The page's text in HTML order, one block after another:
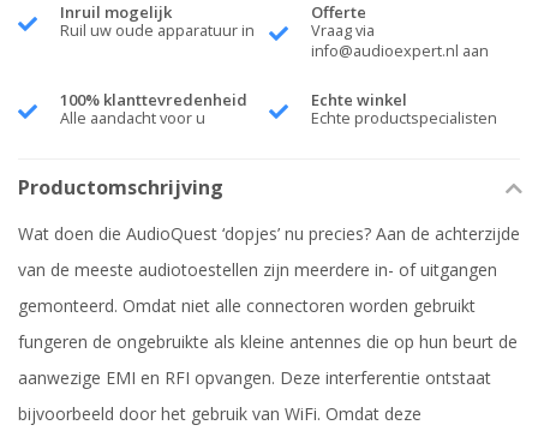
Inruil mogelijk
Ruil uw oude apparatuur in
Offerte
Vraag via
info@audioexpert.nl aan
100% klanttevredenheid
Alle aandacht voor u
Echte winkel
Echte productspecialisten
Productomschrijving
Wat doen die AudioQuest ‘dopjes’ nu precies? Aan de achterzijde
van de meeste audiotoestellen zijn meerdere in- of uitgangen
gemonteerd. Omdat niet alle connectoren worden gebruikt
fungeren de ongebruikte als kleine antennes die op hun beurt de
aanwezige EMI en RFI opvangen. Deze interferentie ontstaat
bijvoorbeeld door het gebruik van WiFi. Omdat deze